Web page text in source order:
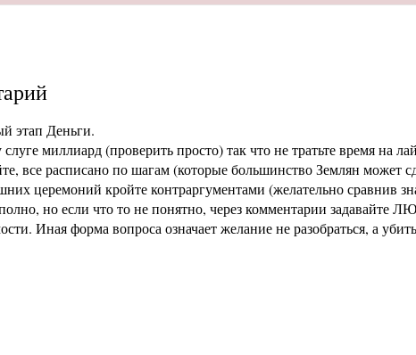
этап Деньги.
миллиард (проверить просто) так что не тратьте время на
расписано по шагам (которые большинство Землян может
кройте контраргументами (желательно сравнив
полно, но если что то не понятно, через комментарии
Иная форма вопроса означает желание не разобраться, а